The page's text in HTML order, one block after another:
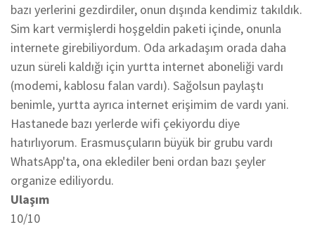
bazı yerlerini gezdirdiler, onun dışında kendimiz takıldık.
Sim kart vermişlerdi hoşgeldin paketi içinde, onunla
internete girebiliyordum. Oda arkadaşım orada daha
uzun süreli kaldığı için yurtta internet aboneliği vardı
(modemi, kablosu falan vardı). Sağolsun paylaştı
benimle, yurtta ayrıca internet erişimim de vardı yani.
Hastanede bazı yerlerde wifi çekiyordu diye
hatırlıyorum. Erasmusçuların büyük bir grubu vardı
WhatsApp'ta, ona eklediler beni ordan bazı şeyler
organize ediliyordu.
Ulaşım
10/10